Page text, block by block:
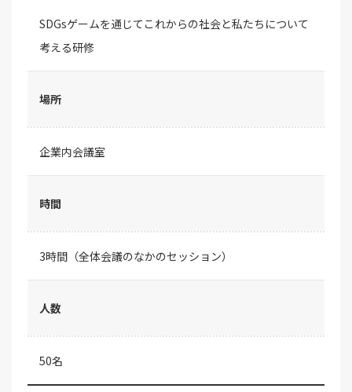
SDGsゲームを通じてこれからの社会と私たちについて
考える研修
場所
企業内会議室
時間
3時間（全体会議のなかのセッション）
人数
50名